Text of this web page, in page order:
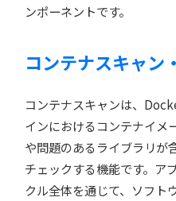
ンポーネントです。
コンテナスキャン
コンテナスキャンは、
インにおけるコンテナイメ
や問題のあるライブラリが
チェックする機能です。ア
クル全体を通じて、ソフト